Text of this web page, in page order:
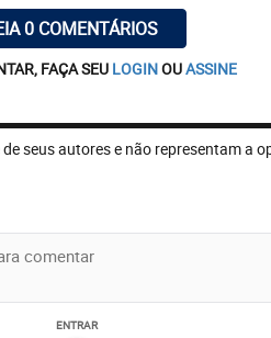
0 COMENTÁRIOS
FAÇA SEU LOGINOUASSINE
seus autores e não representam a
ENTRAR